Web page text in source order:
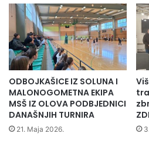
b
l
i
o
t
e
c
i
u
p
S
a
f
a
r
i
ODBOJKAŠICE IZ SOLUNA I
MALONOGOMETNA EKIPA
MSŠ IZ OLOVA PODBJEDNICI
DANAŠNJIH TURNIRA
21. Maja 2026.